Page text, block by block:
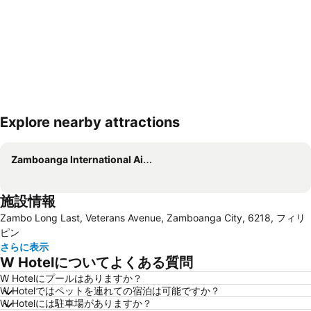
Explore nearby attractions
Zamboanga International Airport
施設情報
Zambo Long Last, Veterans Avenue, Zamboanga City, 6218, フィリ
ピン
さらに表示
W Hotelについてよくある質問
W Hotelにプールはありますか？
W Hotelではペットを連れての宿泊は可能ですか？
W Hotelには駐車場がありますか？